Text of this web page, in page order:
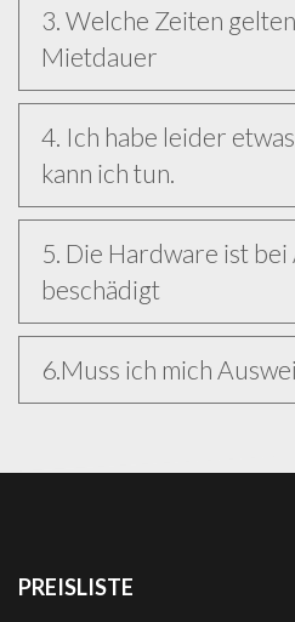
3. Welche Zeiten
Mietdauer
4. Ich habe leider
kann ich tun.
5. Die Hardware ist
beschädigt
6.Muss ich mich
PREISLISTE